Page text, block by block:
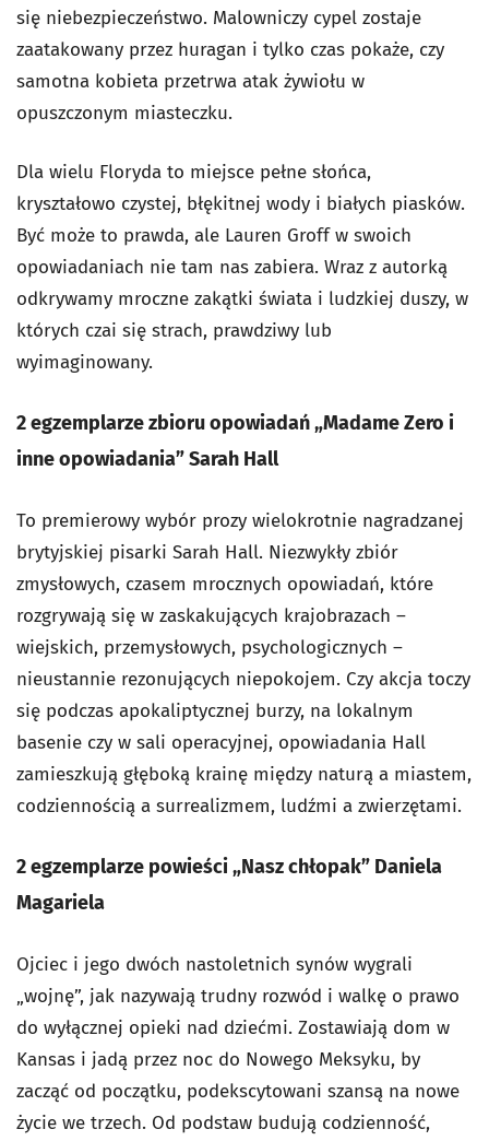
się niebezpieczeństwo. Malowniczy cypel zostaje
zaatakowany przez huragan i tylko czas pokaże, czy
samotna kobieta przetrwa atak żywiołu w
opuszczonym miasteczku.
Dla wielu Floryda to miejsce pełne słońca,
kryształowo czystej, błękitnej wody i białych piasków.
Być może to prawda, ale Lauren Groff w swoich
opowiadaniach nie tam nas zabiera. Wraz z autorką
odkrywamy mroczne zakątki świata i ludzkiej duszy, w
których czai się strach, prawdziwy lub
wyimaginowany.
2 egzemplarze zbioru opowiadań „Madame Zero i
inne opowiadania” Sarah Hall
To premierowy wybór prozy wielokrotnie nagradzanej
brytyjskiej pisarki Sarah Hall. Niezwykły zbiór
zmysłowych, czasem mrocznych opowiadań, które
rozgrywają się w zaskakujących krajobrazach –
wiejskich, przemysłowych, psychologicznych –
nieustannie rezonujących niepokojem. Czy akcja toczy
się podczas apokaliptycznej burzy, na lokalnym
basenie czy w sali operacyjnej, opowiadania Hall
zamieszkują głęboką krainę między naturą a miastem,
codziennością a surrealizmem, ludźmi a zwierzętami.
2 egzemplarze powieści „Nasz chłopak” Daniela
Magariela
Ojciec i jego dwóch nastoletnich synów wygrali
„wojnę”, jak nazywają trudny rozwód i walkę o prawo
do wyłącznej opieki nad dziećmi. Zostawiają dom w
Kansas i jadą przez noc do Nowego Meksyku, by
zacząć od początku, podekscytowani szansą na nowe
życie we trzech. Od podstaw budują codzienność,